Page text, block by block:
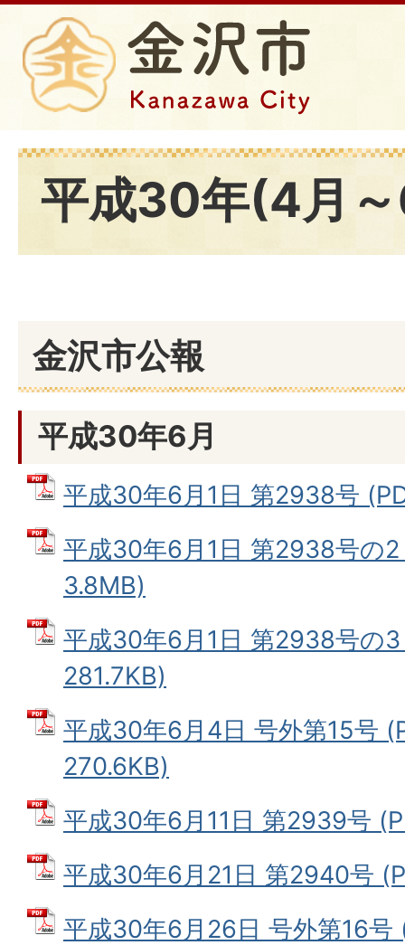
平成30年(4月
金沢市公報
平成30年6月
平成30年6月1日 第2938号
平成30年6月1日 第2938号の
3.8MB)
平成30年6月1日 第2938号の
281.7KB)
平成30年6月4日 号外第15号
270.6KB)
平成30年6月11日 第2939号
平成30年6月21日 第2940号
平成30年6月26日 号外第16号